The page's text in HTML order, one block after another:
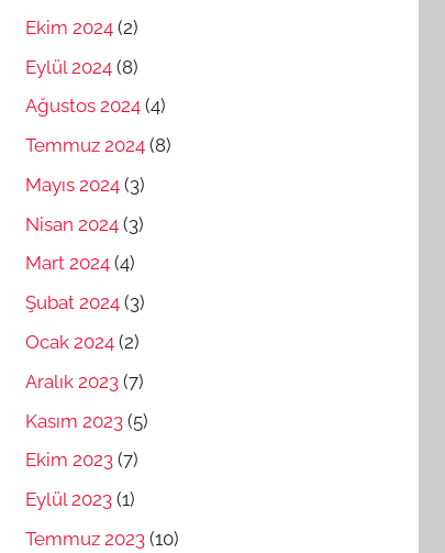
Ekim 2024 (2)
Eylül 2024 (8)
Ağustos 2024 (4)
Temmuz 2024 (8)
Mayıs 2024 (3)
Nisan 2024 (3)
Mart 2024 (4)
Şubat 2024 (3)
Ocak 2024 (2)
Aralık 2023 (7)
Kasım 2023 (5)
Ekim 2023 (7)
Eylül 2023 (1)
Temmuz 2023 (10)